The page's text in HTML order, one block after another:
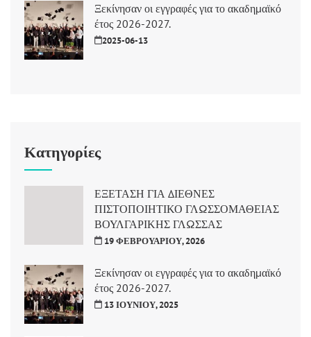
Ξεκίνησαν οι εγγραφές για το ακαδημαϊκό
έτος 2026-2027.
2025-06-13
Κατηγορίες
ΕΞΕΤΑΣΗ ΓΙΑ ΔΙΕΘΝΕΣ
ΠΙΣΤΟΠΟΙΗΤΙΚΟ ΓΛΩΣΣΟΜΑΘΕΙΑΣ
ΒΟΥΛΓΑΡΙΚΗΣ ΓΛΩΣΣΑΣ
19 ΦΕΒΡΟΥΑΡΊΟΥ, 2026
Ξεκίνησαν οι εγγραφές για το ακαδημαϊκό
έτος 2026-2027.
13 ΙΟΥΝΊΟΥ, 2025